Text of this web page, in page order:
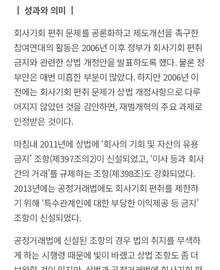
┃ 성과와 의미 ┃
회사기회 편취 문제를 공론화하고 제도개선을 촉구한
참여연대의 활동은 2006년 이후 정부가 회사기회 편취
금지와 관련한 상법 개정안을 발표하도록 했다. 물론 정
부안은 매번 미흡한 부분이 많았다. 하지만 2006년 이
전에는 회사기회 편취 문제가 상법 개정사항으로 다루
어지지 않았던 것을 감안하면, 재벌개혁의 주요 과제로
인정받은 것이다.
마침내 2011년에 상법에 ‘회사의 기회 및 자산의 유용
금지’ 조항(제397조의2)이 신설되었고, ‘이사 등과 회사
간의 거래’를 규제하는 조항(제398조)도 강화되었다.
2013년에는 공정거래법에도 회사기회 편취를 제한하
기 위해 ‘특수관계인에 대한 부당한 이익제공 등 금지’
조항이 신설되었다.
공정거래법에 신설된 조항의 경우 법의 취지를 무색하
게 하는 시행령 때문에 빛이 바랬고 상법 조항도 좀 더